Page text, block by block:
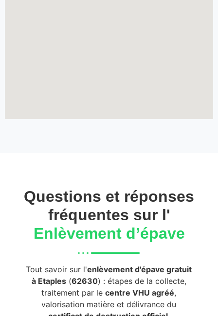
Questions et réponses
fréquentes sur l'
Enlèvement d’épave
Tout savoir sur l'enlèvement d'épave gratuit
à Etaples(62630) : étapes de la collecte,
traitement par lecentre VHU agréé,
valorisation matière et délivrance du